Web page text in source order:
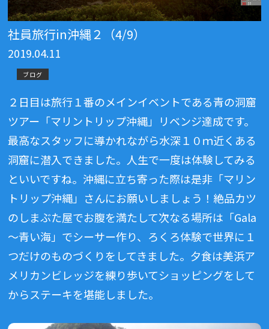
社員旅行in沖縄２（4/9）
2019.04.11
ブログ
２日目は旅行１番のメインイベントである青の洞窟
ツアー「マリントリップ沖縄」リベンジ達成です。
最高なスタッフに導かれながら水深１０ｍ近くある
洞窟に潜入できました。人生で一度は体験してみる
といいですね。沖縄に立ち寄った際は是非「マリン
トリップ沖縄」さんにお願いしましょう！絶品カツ
のしまぶた屋でお腹を満たして次なる場所は「Gala
～青い海」でシーサー作り、ろくろ体験で世界に１
つだけのものづくりをしてきました。夕食は美浜ア
メリカンビレッジを練り歩いてショッピングをして
からステーキを堪能しました。